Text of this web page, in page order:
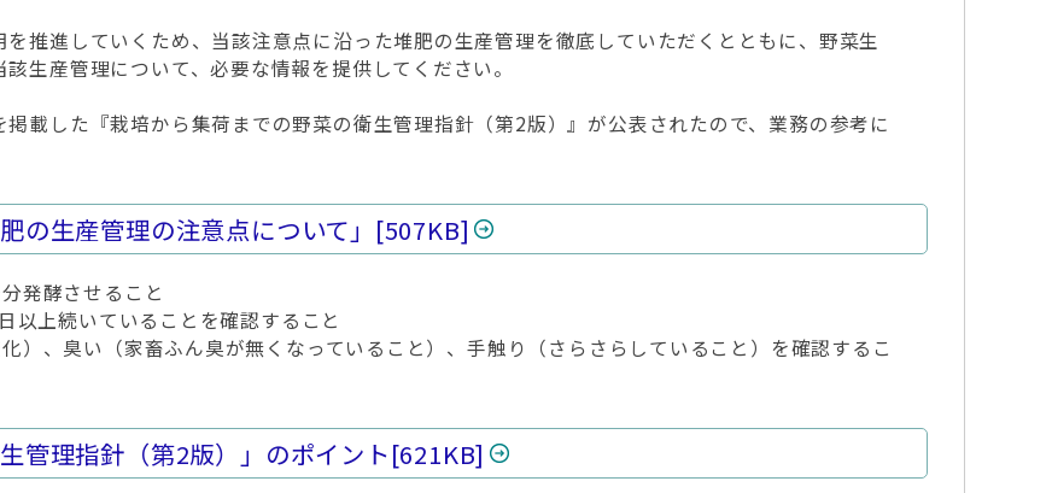
推進していくため、当該注意点に沿った堆肥の生産管理を徹底していただくとともに、野菜生
生産管理について、必要な情報を提供してください。
載した『栽培から集荷までの野菜の衛生管理指針（第2版）』が公表されたので、業務の参考に
の生産管理の注意点について」 [507KB]
発酵させること
上続いていることを確認すること
）、臭い（家畜ふん臭が無くなっていること）、手触り（さらさらしていること）を確認するこ
管理指針（第2版）」のポイント[621KB]